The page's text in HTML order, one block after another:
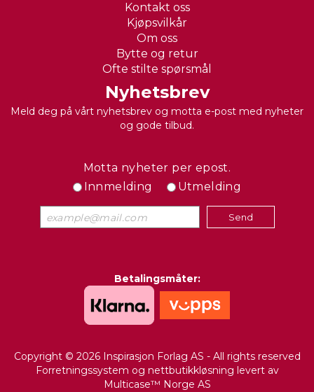
Kontakt oss
Kjøpsvilkår
Om oss
Bytte og retur
Ofte stilte spørsmål
Nyhetsbrev
Meld deg på vårt nyhetsbrev og motta e-post med nyheter
og gode tilbud.
Motta nyheter per epost.
Innmelding
Utmelding
Betalingsmåter:
Copyright © 2026 Inspirasjon Forlag AS - All rights reserved
Forretningssystem og nettbutikkløsning levert av
Multicase™ Norge AS